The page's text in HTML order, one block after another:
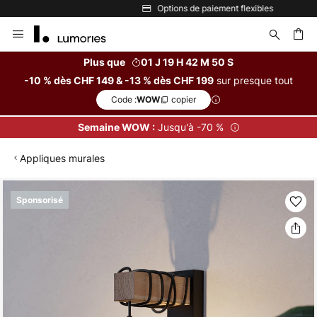
Options de paiement flexibles
Allez
au
Plus que
01 J 19 H 42 M 50 S
-10 % dès CHF 149 & -13 % dès CHF 199 sur presque tout
Code :WOW copier
Semaine WOW :Jusqu'à -70 %
Appliques murales
Sponsorisé
Skip
to